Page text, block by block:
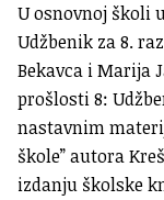
U osnovnoj školi
Udžbenik za 8.
Bekavca i Marija
prošlosti 8:
nastavnim
škole” autora
izdanju školske